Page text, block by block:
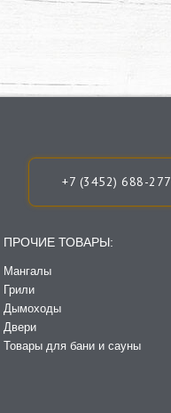
+7 (3452) 688-277
Мангалы
Грили
Дымоходы
Двери
Товары для бани и сауны
ПРОЧИЕ ТОВАРЫ: